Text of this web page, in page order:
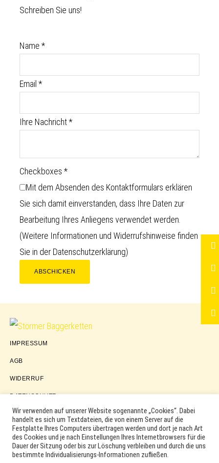
Schreiben Sie uns!
Name *
Email *
Ihre Nachricht*
Checkboxes *
Mit dem Absenden des Kontaktformulars erklären
Sie sich damit einverstanden, dass Ihre Daten zur
Bearbeitung Ihres Anliegens verwendet werden.
(Weitere Informationen und Widerrufshinweise finden
Sie in der Datenschutzerklärung)
ABSCHICKEN
Störmer
IMPRESSUM
AGB
WIDERRUF
DATENSCHUTZ
COPYRIGHT © 2026 · WORDPRESS
LOG IN
MARKEN, ERSATZTEILNUMMERN, PRODUKTNAMEN SOWIE
PRODUKTABBILDUNGEN UND LOGOS WERDEN NUR ZUR
IDENTIFIKATION DER PRODUKTE VERWENDET UND KÖNNEN
Wir verwenden auf unserer Website sogenannte „Cookies“. Dabei
handelt es sich um Textdateien, die von einem Server auf die
Festplatte Ihres Computers übertragen werden und dort je nach Art
des Cookies und je nach Einstellungen Ihres Internetbrowsers für die
Dauer der Sitzung oder bis zur Löschung verbleiben und durch die uns
bestimmte Individualisierungs-Informationen zufließen.